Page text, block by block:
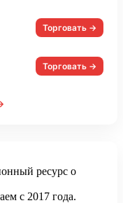
Торговать →
Торговать →
ресурс о
с 2017 года.